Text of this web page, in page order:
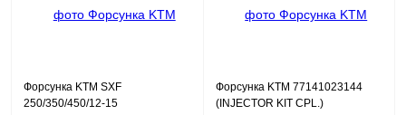
Форсунка KTM SXF
250/350/450/12-15
Форсунка KTM 77141023144
(INJECTOR KIT CPL.)